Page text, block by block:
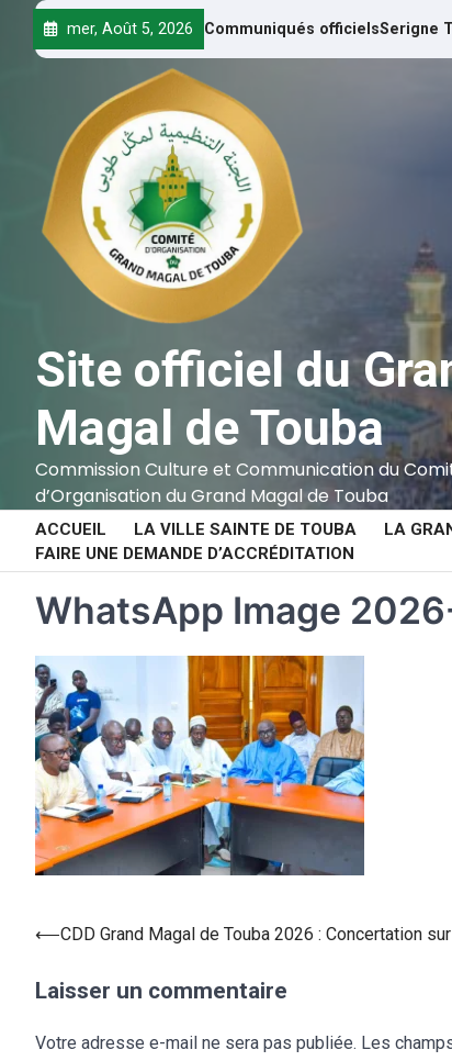
mer, Août 5, 2026 Communiqués officielsSerigne
Site officiel du
Magal de Touba
Commission Culture et Communication du
d’Organisation du Grand Magal de Touba
ACCUEIL LA VILLE SAINTE DE TOUBA LA
FAIRE UNE DEMANDE D’ACCRÉDITATION
WhatsApp Image
⟵CDD Grand Magal de Touba 2026 : Concertation
Laisser un commentaire
Votre adresse e-mail ne sera pas publiée. Les